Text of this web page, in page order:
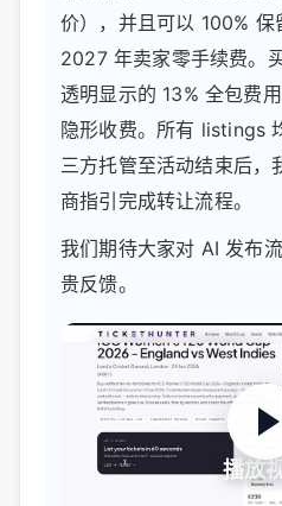
价），并且可以 100% 保
2027 年卖家零手续费。
透明显示的 13% 全包费
隐形收费。所有 listings
三方托管至活动结束后，
商指引完成转让流程。
我们期待大家对 AI 发布
贵反馈。
播放